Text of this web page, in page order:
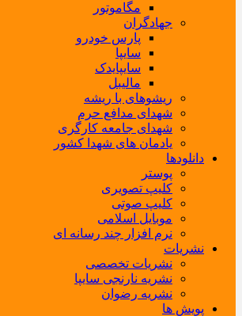
مگاموتور
جهادگران
پارس خودرو
سایپا
سایپایدک
مالیبل
ریشوهای با ریشه
شهدای مدافع حرم
شهدای جامعه کارگری
یادمان های شهدا کشور
دانلودها
پوستر
کلیپ تصویری
کلیپ صوتی
موبایل اسلامی
نرم افزار چند رسانه ای
نشریات
نشریات تخصصی
نشریه نارنجی سایپا
نشریه رضوان
پویش ها